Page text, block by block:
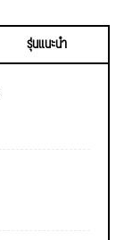
รุ่นแนะนำ